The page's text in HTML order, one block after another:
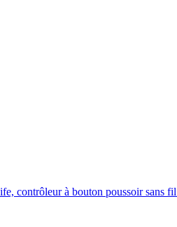
contrôleur à bouton poussoir sans